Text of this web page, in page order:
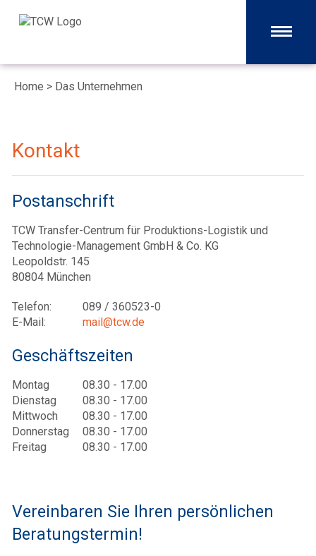
Home > Das Unternehmen
Kontakt
Postanschrift
TCW Transfer-Centrum für Produktions-Logistik und
Technologie-Management GmbH & Co. KG
Leopoldstr. 145
80804 München
Telefon:
E-Mail:
089 / 360523-0
mail@tcw.de
Geschäftszeiten
Montag
Dienstag
Mittwoch
Donnerstag
Freitag
08.30 - 17.00
08.30 - 17.00
08.30 - 17.00
08.30 - 17.00
08.30 - 17.00
Vereinbaren Sie Ihren persönlichen
Beratungstermin!